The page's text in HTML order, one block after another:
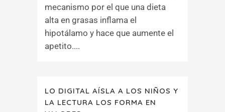
mecanismo por el que una dieta
alta en grasas inflama el
hipotálamo y hace que aumente el
apetito....
LO DIGITAL AÍSLA A LOS NIÑOS Y
LA LECTURA LOS FORMA EN